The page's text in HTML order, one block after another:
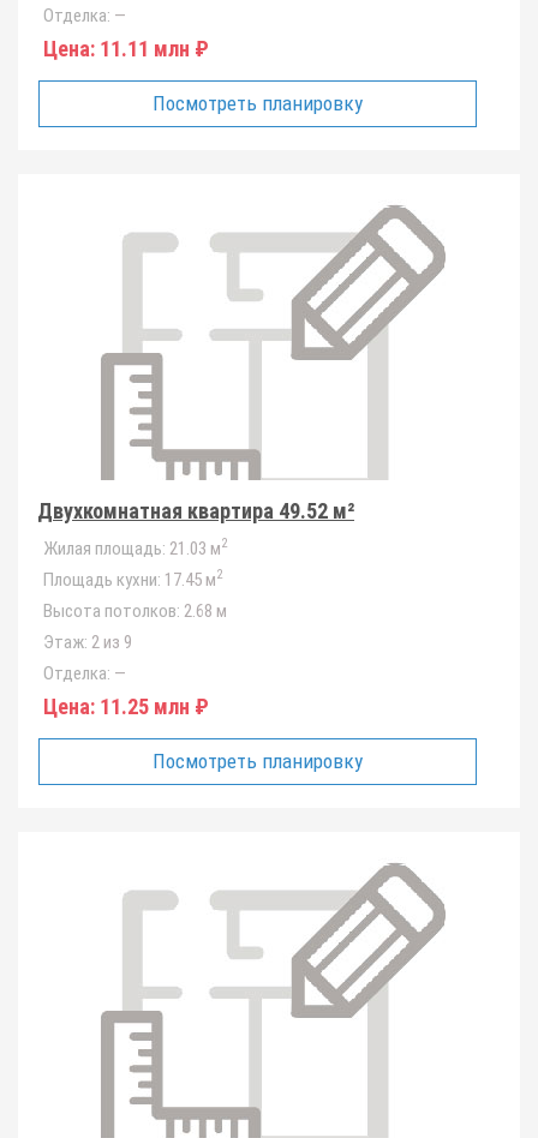
Отделка: —
Цена: 11.11 млн ₽
Посмотреть планировку
Двухкомнатная квартира 49.52 м²
Жилая площадь: 21.03 м2
Площадь кухни: 17.45 м2
Высота потолков: 2.68 м
Этаж: 2 из 9
Отделка: —
Цена: 11.25 млн ₽
Посмотреть планировку